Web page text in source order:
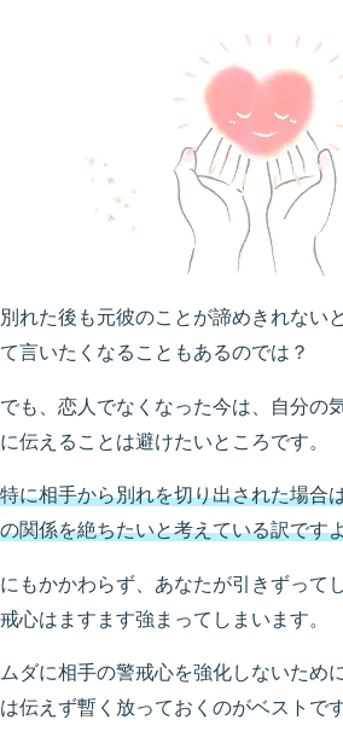
別れた後も元彼のことが諦めきれない
て言いたくなることもあるのでは？
でも、恋人でなくなった今は、自分の
に伝えることは避けたいところです。
特に相手から別れを切り出された場合
の関係を絶ちたいと考えている訳です
にもかかわらず、あなたが引きずって
戒心はますます強まってしまいます。
ムダに相手の警戒心を強化しないため
は伝えず暫く放っておくのがベストです